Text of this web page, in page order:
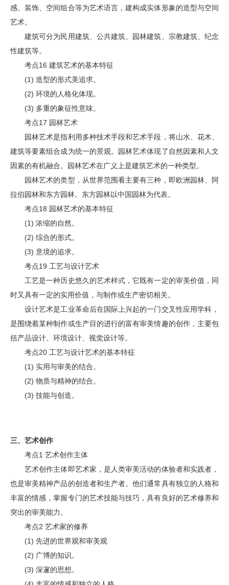
感、装饰、空间组合等为艺术语言，建构成实体形象的造型与空间
艺术。
建筑可分为民用建筑、公共建筑、园林建筑、宗教建筑、纪念
性建筑等。
考点16 建筑艺术的基本特征
(1) 造型的形式美追求。
(2) 环境的人格化体现。
(3) 多重的象征性意味。
考点17 园林艺术
园林艺术是指利用多种技术手段和艺术手段，将山水、花木、
建筑等要素组合成为统一的景观。园林艺术体现了自然因素和人文
因素的有机融合。园林艺术在广义上是建筑艺术的一种类型。
园林艺术的类型，从世界范围看主要有三种，即欧洲园林、阿
拉伯园林和东方园林。东方园林以中国园林为代表。
考点18 园林艺术的基本特征
(1) 浓缩的自然。
(2) 综合的形式。
(3) 意境的追求。
考点19 工艺与设计艺术
工艺是一种历史悠久的艺术样式，它既有一定的审美价值，同
时又具有一定的实用价值，与制作或生产密切相关。
设计艺术是工业革命后在国际上兴起的一门交叉性应用学科，
是围绕着某种制作或生产目的进行的富有审美情趣的创作，主要包
括产品设计、环境设计、视觉设计等。
考点20 工艺与设计艺术的基本特征
(1) 实用与审美的结合。
(2) 物质与精神的结合。
(3) 技能与创造。
三、 艺术创作
考点1 艺术创作主体
艺术创作主体即艺术家，是人类审美活动的体验者和实践者，
也是审美精神产品的创造者和生产者。他们通常具有独立的人格和
丰富的情感，掌握专门的艺术技能与技巧，具有良好的艺术修养和
突出的审美能力。
考点2 艺术家的修养
(1) 先进的世界观和审美观
(2) 广博的知识。
(3) 深邃的思想。